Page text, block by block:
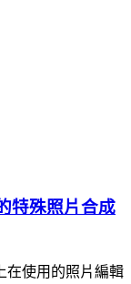
特殊照片合成
在使用的照片編輯